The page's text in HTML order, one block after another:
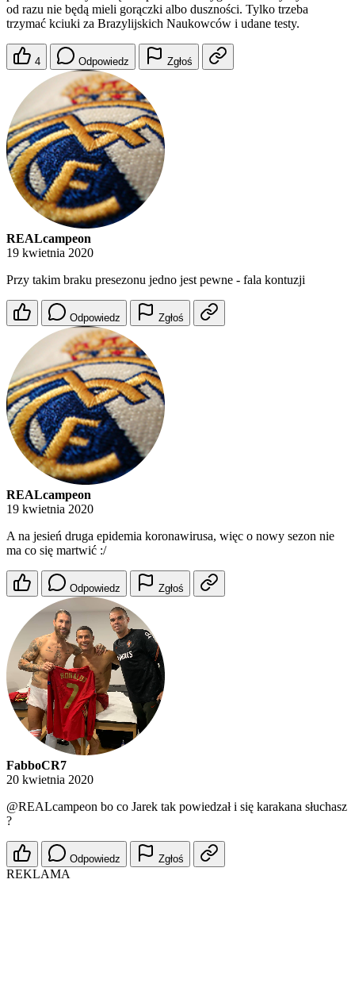
od razu nie będą mieli gorączki albo duszności. Tylko trzeba
trzymać kciuki za Brazylijskich Naukowców i udane testy.
4 Odpowiedz Zgłoś
REALcampeon
19 kwietnia 2020
Przy takim braku presezonu jedno jest pewne - fala kontuzji
Odpowiedz Zgłoś
REALcampeon
19 kwietnia 2020
A na jesień druga epidemia koronawirusa, więc o nowy sezon nie
ma co się martwić :/
Odpowiedz Zgłoś
FabboCR7
20 kwietnia 2020
@REALcampeon bo co Jarek tak powiedzał i się karakana słuchasz
?
Odpowiedz Zgłoś
REKLAMA